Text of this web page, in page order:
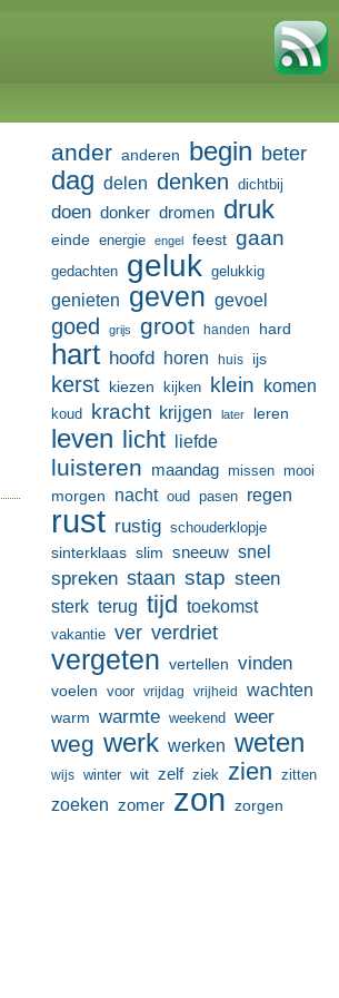
ander anderen begin beter
dag delen denken dichtbij
doen donker dromen druk
einde energie engel feest gaan
gedachten geluk gelukkig
genieten geven gevoel
goed grijs groot handen hard
hart hoofd horen huis ijs
kerst kiezen kijken klein komen
koud kracht krijgen later leren
leven licht liefde
luisteren maandag missen mooi
morgen nacht oud pasen regen
rust rustig schouderklopje
sinterklaas slim sneeuw snel
spreken staan stap steen
sterk terug tijd toekomst
vakantie ver verdriet
vergeten vertellen vinden
voelen voor vrijdag vrijheid wachten
warm warmte weekend weer
weg werk werken weten
wijs winter wit zelf ziek zien zitten
zoeken zomer zon zorgen